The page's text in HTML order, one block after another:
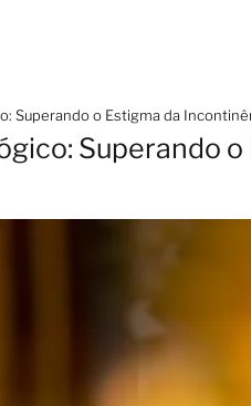
Superando o Estigma da
Superando o